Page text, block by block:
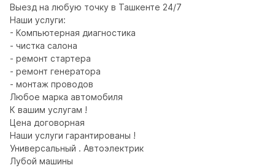
Выезд на любую точку в Ташкенте 24/7
Наши услуги:
- Компьютерная диагностика
- чистка салона
- ремонт стартера
- ремонт генератора
- монтаж проводов
Любое марка автомобиля
К вашим услугам !
Цена договорная
Наши услуги гарантированы !
Универсальный . Автоэлектрик
Лубой машины